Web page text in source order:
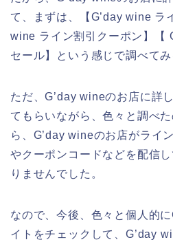
て、まずは、【G’day wine ラ
wine ライン割引クーポン】【
セール】という感じで調べてみ
ただ、G’day wineのお店に詳
てもらいながら、色々と調べ
ら、G’day wineのお店がライ
やクーポンコードなどを配信
りませんでした。
なので、今後、色々と個人的
イトをチェックして、G’day